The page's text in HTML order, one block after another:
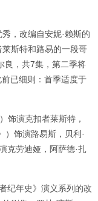
，改编自安妮·赖斯的
莱斯特和路易的一段哥
良，共7集，第二季将
已细则：首季适度于
演克扣者莱斯特，
）饰演路易斯，贝利·
克劳迪娅，阿萨德·扎
年史》演义系列的改